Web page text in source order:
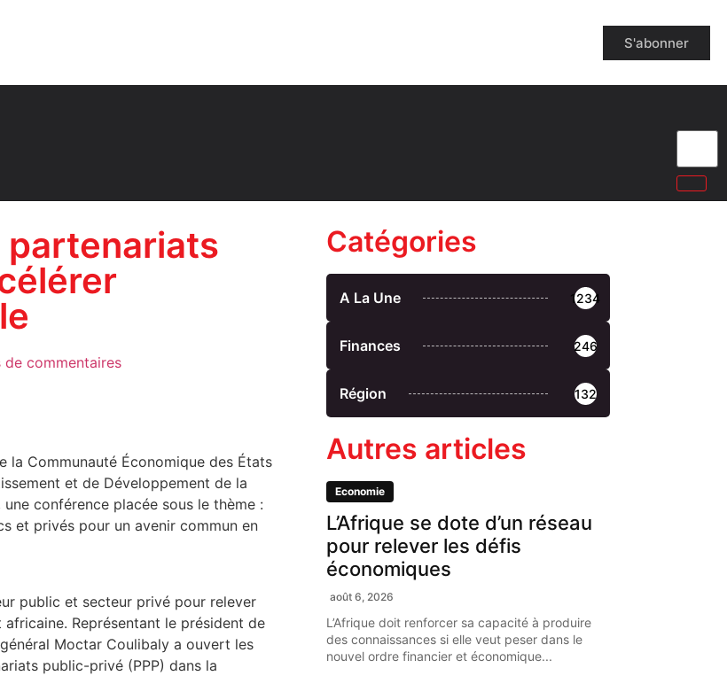
S'abonner
partenariats
de commentaires
la Communauté Économique des États
et de Développement de la
conférence placée sous le thème :
et privés pour un avenir commun en
public et secteur privé pour relever
Représentant le président de
Moctar Coulibaly a ouvert les
public-privé (PPP) dans la
Catégories
A La Une 1234
Finances 246
Région 132
Autres articles
Economie
L’Afrique se dote d’un réseau
pour relever les défis
économiques
août 6, 2026
L’Afrique doit renforcer sa capacité à produire
des connaissances si elle veut peser dans le
nouvel ordre financier et économique...